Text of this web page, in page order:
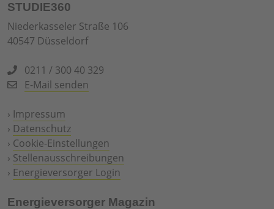
STUDIE360
Niederkasseler Straße 106
40547 Düsseldorf
0211 / 300 40 329
E-Mail senden
› Impressum
› Datenschutz
› Cookie-Einstellungen
› Stellenausschreibungen
› Energieversorger Login
Energieversorger Magazin